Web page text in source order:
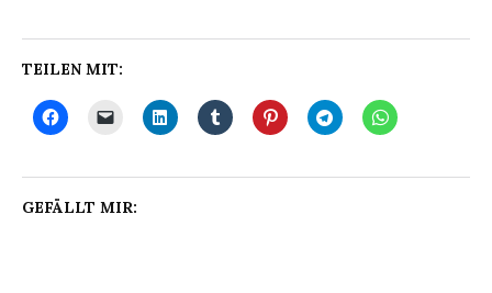
TEILEN MIT:
GEFÄLLT MIR: